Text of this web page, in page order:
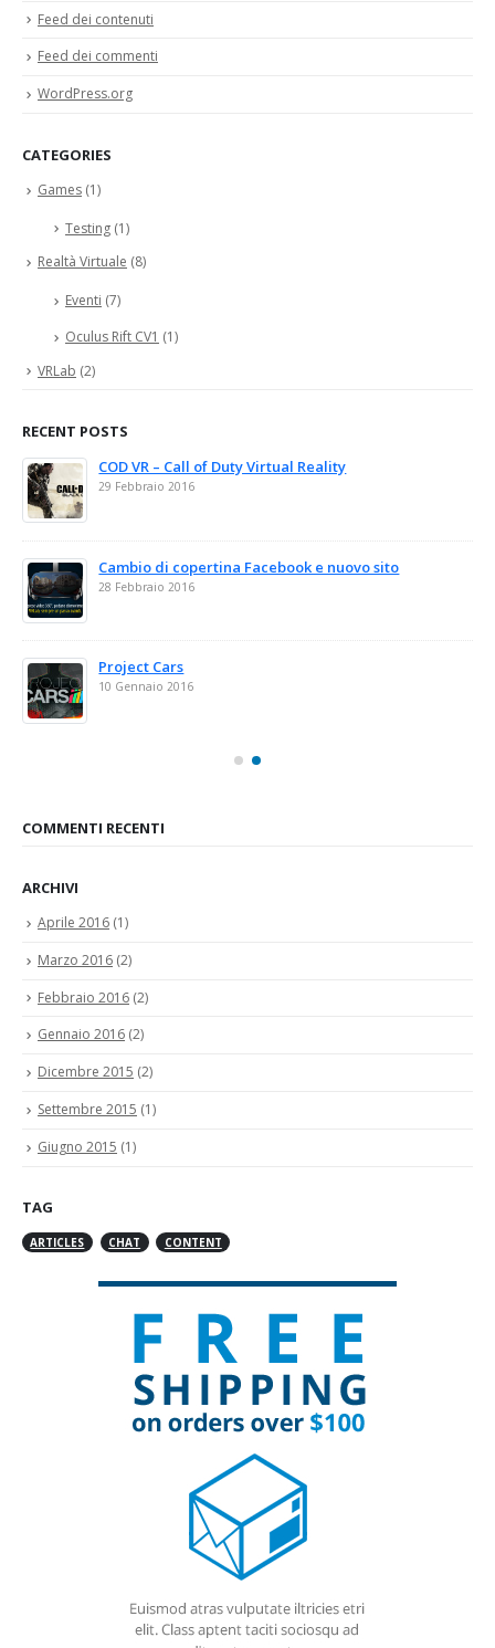
Feed dei contenuti
Feed dei commenti
WordPress.org
CATEGORIES
Games (1)
Testing (1)
Realtà Virtuale (8)
Eventi (7)
Oculus Rift CV1 (1)
VRLab (2)
RECENT POSTS
COD VR – Call of Duty Virtual Reality
29 Febbraio 2016
Cambio di copertina Facebook e nuovo sito
28 Febbraio 2016
Project Cars
10 Gennaio 2016
COMMENTI RECENTI
ARCHIVI
Aprile 2016 (1)
Marzo 2016 (2)
Febbraio 2016 (2)
Gennaio 2016 (2)
Dicembre 2015 (2)
Settembre 2015 (1)
Giugno 2015 (1)
TAG
ARTICLES CHAT CONTENT